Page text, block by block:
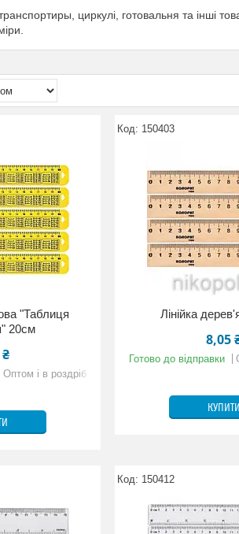
транспортиры, циркулі, готовальня та інші
"Таблиця
20см
Оптом і в роздріб
150403
Лінійка
8,05
Готово до відправки
КУПИТИ
150412